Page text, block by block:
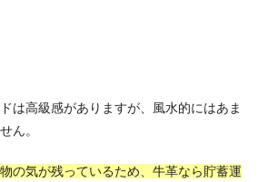
は高級感がありますが、風水的にはあま
ん。
の気が残っているため、牛革なら貯蓄運